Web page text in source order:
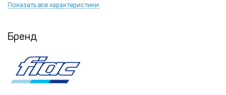
Показать все характеристики
Бренд